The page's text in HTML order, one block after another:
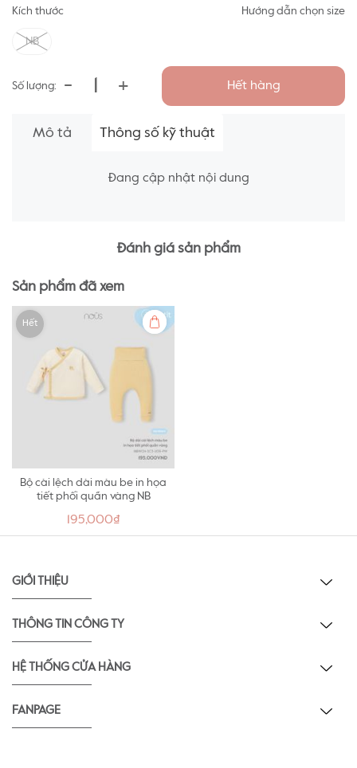
Kích thước Hướng dẫn chọn size
NB
Số lượng: - + Hết hàng
Mô tả Thông số kỹ thuật
Đang cập nhật nội dung
Đánh giá sản phẩm
Sản phẩm đã xem
Hết
Bộ cài lệch dài màu be in họa
tiết phối quần vàng NB
195,000₫
GIỚI THIỆU
THÔNG TIN CÔNG TY
HỆ THỐNG CỬA HÀNG
FANPAGE